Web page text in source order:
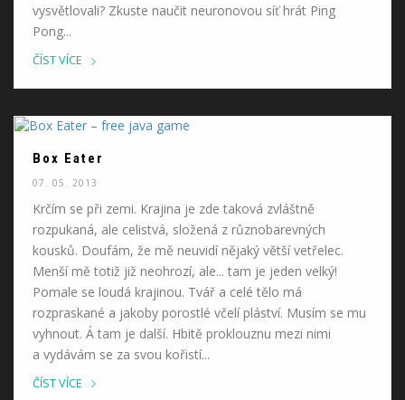
vysvětlovali? Zkuste naučit neuronovou síť hrát Ping
Pong...
ČÍST VÍCE
Box Eater
07. 05. 2013
Krčím se při zemi. Krajina je zde taková zvláštně
rozpukaná, ale celistvá, složená z různobarevných
kousků. Doufám, že mě neuvidí nějaký větší vetřelec.
Menší mě totiž již neohrozí, ale... tam je jeden velký!
Pomale se loudá krajinou. Tvář a celé tělo má
rozpraskané a jakoby porostlé včelí pláství. Musím se mu
vyhnout. Á tam je další. Hbitě proklouznu mezi nimi
a vydávám se za svou kořistí...
ČÍST VÍCE